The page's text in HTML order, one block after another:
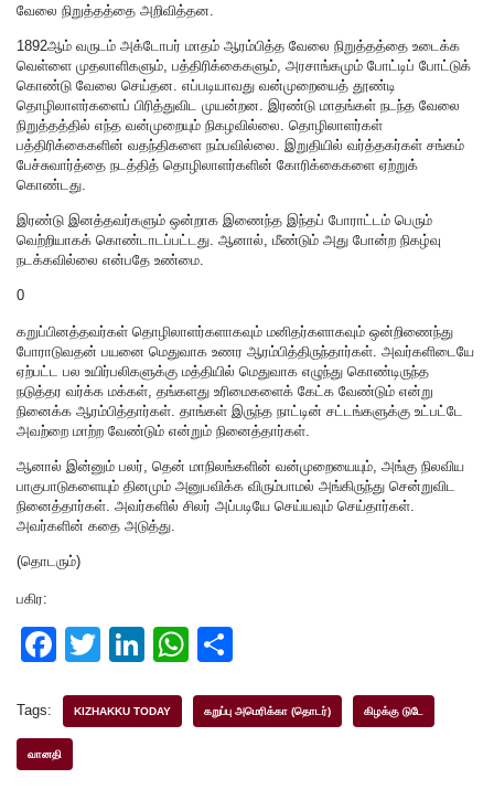
வேலை நிறுத்தத்தை அறிவித்தன.
1892ஆம் வருடம் அக்டோபர் மாதம் ஆரம்பித்த வேலை நிறுத்தத்தை உடைக்க
வெள்ளை முதலாளிகளும், பத்திரிக்கைகளும், அரசாங்கமும் போட்டிப் போட்டுக்
கொண்டு வேலை செய்தன. எப்படியாவது வன்முறையைத் தூண்டி
தொழிலாளர்களைப் பிரித்துவிட முயன்றன. இரண்டு மாதங்கள் நடந்த வேலை
நிறுத்தத்தில் எந்த வன்முறையும் நிகழவில்லை. தொழிலாளர்கள்
பத்திரிக்கைகளின் வதந்திகளை நம்பவில்லை. இறுதியில் வர்த்தகர்கள் சங்கம்
பேச்சுவார்த்தை நடத்தித் தொழிலாளர்களின் கோரிக்கைகளை ஏற்றுக்
கொண்டது.
இரண்டு இனத்தவர்களும் ஒன்றாக இணைந்த இந்தப் போராட்டம் பெரும்
வெற்றியாகக் கொண்டாடப்பட்டது. ஆனால், மீண்டும் அது போன்ற நிகழ்வு
நடக்கவில்லை என்பதே உண்மை.
0
கறுப்பினத்தவர்கள் தொழிலாளர்களாகவும் மனிதர்களாகவும் ஒன்றிணைந்து
போராடுவதன் பயனை மெதுவாக உணர ஆரம்பித்திருந்தார்கள். அவர்களிடையே
ஏற்பட்ட பல உயிர்பலிகளுக்கு மத்தியில் மெதுவாக எழுந்து கொண்டிருந்த
நடுத்தர வர்க்க மக்கள், தங்களது உரிமைகளைக் கேட்க வேண்டும் என்று
நினைக்க ஆரம்பித்தார்கள். தாங்கள் இருந்த நாட்டின் சட்டங்களுக்கு உட்பட்டே
அவற்றை மாற்ற வேண்டும் என்றும் நினைத்தார்கள்.
ஆனால் இன்னும் பலர், தென் மாநிலங்களின் வன்முறையையும், அங்கு நிலவிய
பாகுபாடுகளையும் தினமும் அனுபவிக்க விரும்பாமல் அங்கிருந்து சென்றுவிட
நினைத்தார்கள். அவர்களில் சிலர் அப்படியே செய்யவும் செய்தார்கள்.
அவர்களின் கதை அடுத்து.
(தொடரும்)
பகிர:
F
c
e
T
tt
Li
k
W
at ar
Tags: KIZHAKKU TODAY கறுப்பு அமெரிக்கா (தொடர்) கிழக்கு டுடே
வானதி